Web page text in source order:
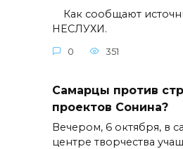
Как сообщают
НЕСЛУХИ.
0 351
Самарцы против
проектов Сонина?
Вечером, 6 октября, в
центре творчества